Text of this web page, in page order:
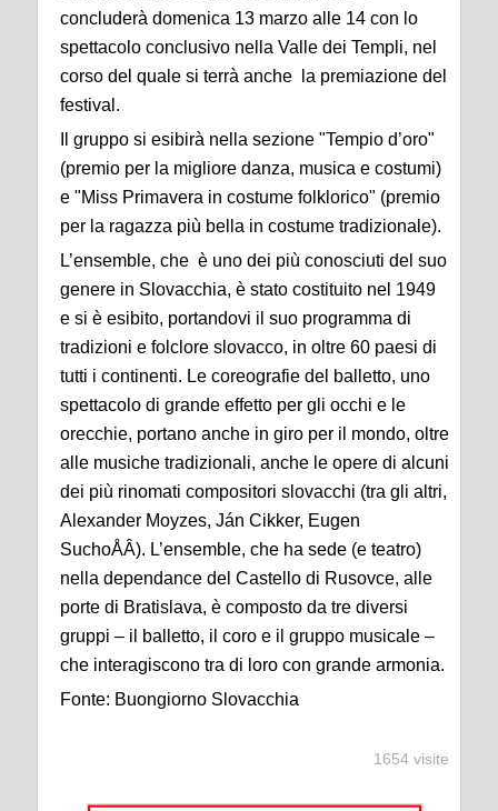
concluderà domenica 13 marzo alle 14 con lo
spettacolo conclusivo nella Valle dei Templi, nel
corso del quale si terrà anche la premiazione del
festival.
Il gruppo si esibirà nella sezione "Tempio d’oro"
(premio per la migliore danza, musica e costumi)
e "Miss Primavera in costume folklorico" (premio
per la ragazza più bella in costume tradizionale).
L’ensemble, che è uno dei più conosciuti del suo
genere in Slovacchia, è stato costituito nel 1949
e si è esibito, portandovi il suo programma di
tradizioni e folclore slovacco, in oltre 60 paesi di
tutti i continenti. Le coreografie del balletto, uno
spettacolo di grande effetto per gli occhi e le
orecchie, portano anche in giro per il mondo, oltre
alle musiche tradizionali, anche le opere di alcuni
dei più rinomati compositori slovacchi (tra gli altri,
Alexander Moyzes, Ján Cikker, Eugen
SuchoÅÂ). L’ensemble, che ha sede (e teatro)
nella dependance del Castello di Rusovce, alle
porte di Bratislava, è composto da tre diversi
gruppi – il balletto, il coro e il gruppo musicale –
che interagiscono tra di loro con grande armonia.
Fonte: Buongiorno Slovacchia
1654 visite